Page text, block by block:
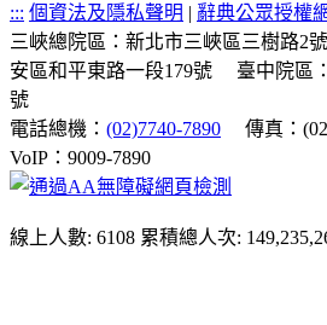
::: 個資法及隱私聲明 | 辭典公眾授權
三峽總院區：新北市三峽區三樹路2號
安區和平東路一段179號
臺中院區
號
電話總機： (02)7740-7890 傳真：
VoIP：9009-7890
線上人數: 6108 累積總人次: